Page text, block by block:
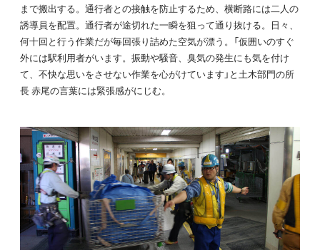
まで搬出する。通行者との接触を防止するため、横断路には二人の
誘導員を配置。通行者が途切れた一瞬を狙って通り抜ける。日々、
何十回と行う作業だが毎回張り詰めた空気が漂う。「仮囲いのすぐ
外には駅利用者がいます。振動や騒音、臭気の発生にも気を付け
て、不快な思いをさせない作業を心がけています」と土木部門の所
長 赤尾の言葉には緊張感がにじむ。